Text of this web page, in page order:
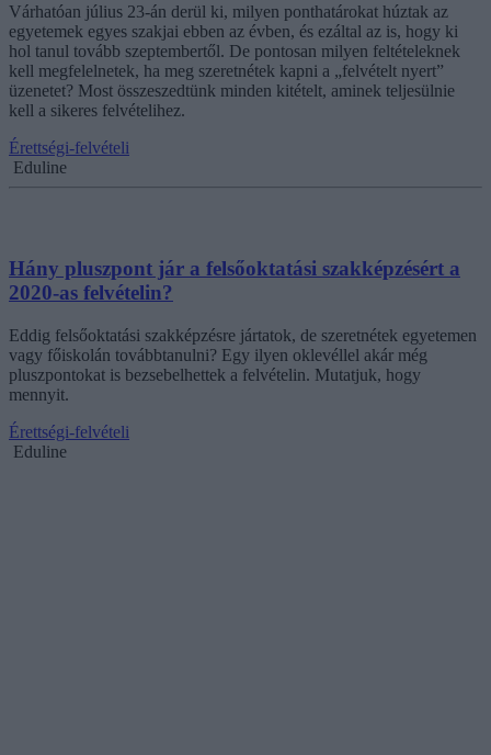
Várhatóan július 23-án derül ki, milyen ponthatárokat húztak az
egyetemek egyes szakjai ebben az évben, és ezáltal az is, hogy ki
hol tanul tovább szeptembertől. De pontosan milyen feltételeknek
kell megfelelnetek, ha meg szeretnétek kapni a „felvételt nyert”
üzenetet? Most összeszedtünk minden kitételt, aminek teljesülnie
kell a sikeres felvételihez.
Érettségi-felvételi
Eduline
Hány pluszpont jár a felsőoktatási szakképzésért a
2020-as felvételin?
Eddig felsőoktatási szakképzésre jártatok, de szeretnétek egyetemen
vagy főiskolán továbbtanulni? Egy ilyen oklevéllel akár még
pluszpontokat is bezsebelhettek a felvételin. Mutatjuk, hogy
mennyit.
Érettségi-felvételi
Eduline